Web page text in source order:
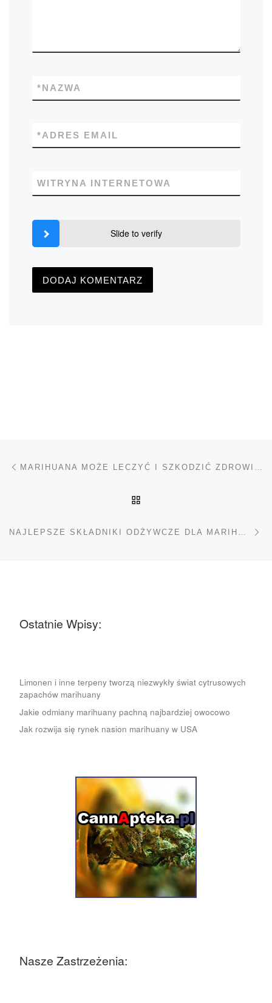
NAZWA
*
ADRES EMAIL
*
WITRYNA INTERNETOWA
Slide to verify
Nawigacja wpisu
Ostatnie Wpisy:
Limonen i inne terpeny tworzą niezwykły świat cytrusowych
zapachów marihuany
Jakie odmiany marihuany pachną najbardziej owocowo
Jak rozwija się rynek nasion marihuany w USA
Nasze Zastrzeżenia: